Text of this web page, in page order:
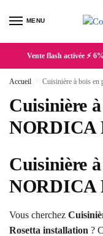
MENU
Vente flash activée ⚡
Accueil / Cuisinière à bois
Cuisinière
NORDICA
Cuisinière
NORDICA
Vous cherchez
Rosetta installation ?